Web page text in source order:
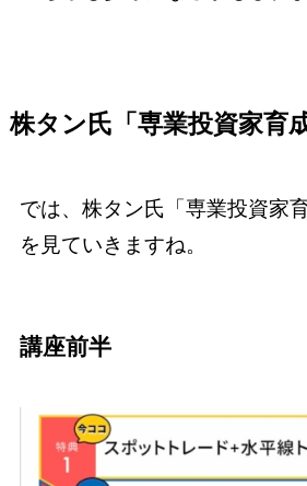
株タン氏「専業投資家育
では、株タン氏「専業投資家
を見ていきますね。
講座前半